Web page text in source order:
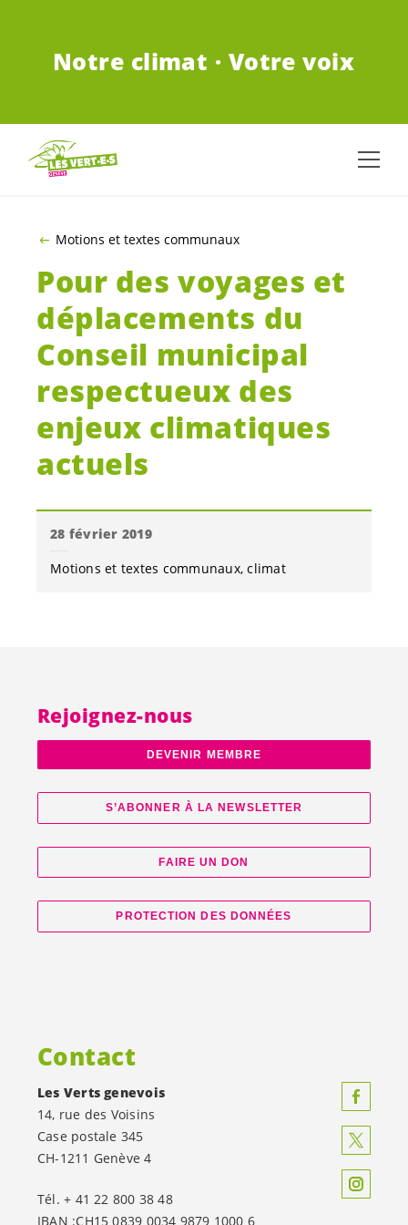
Notre climat · Votre voix
Motions et textes communaux
Pour des voyages et
déplacements du
Conseil municipal
respectueux des
enjeux climatiques
actuels
28 février 2019
Motions et textes communaux climat
Rejoignez-nous
DEVENIR MEMBRE
S’ABONNER À LA NEWSLETTER
FAIRE UN DON
PROTECTION DES DONNÉES
Contact
Les Verts genevois
14, rue des Voisins
Case postale 345
CH-1211 Genève 4
Tél. + 41 22 800 38 48
IBAN :CH15 0839 0034 9879 1000 6